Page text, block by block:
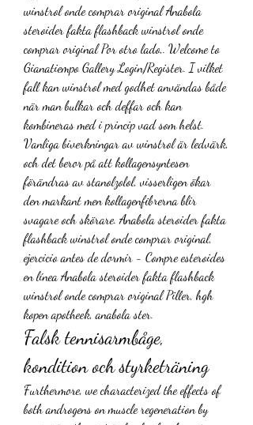
winstrol onde comprar original Anabola
steroider fakta flashback winstrol onde
comprar original Por otro lado,. Welcome to
Gianatiempo Gallery Login/Register. I vilket
fall kan winstrol med godhet användas både
när man bulkar och deffar och kan
kombineras med i princip vad som helst.
Vanliga biverkningar av winstrol är ledvärk,
och det beror på att kollagensyntesen
förändras av stanolzolol, visserligen ökar
den markant men kollagenfibrerna blir
svagare och skörare. Anabola steroider fakta
flashback winstrol onde comprar original,
ejercicio antes de dormir - Compre esteroides
en línea Anabola steroider fakta flashback
winstrol onde comprar original Piller, hgh
kopen apotheek, anabola ster.
Falsk tennisarmbåge,
kondition och styrketräning
Furthermore, we characterized the effects of
both androgens on muscle regeneration by